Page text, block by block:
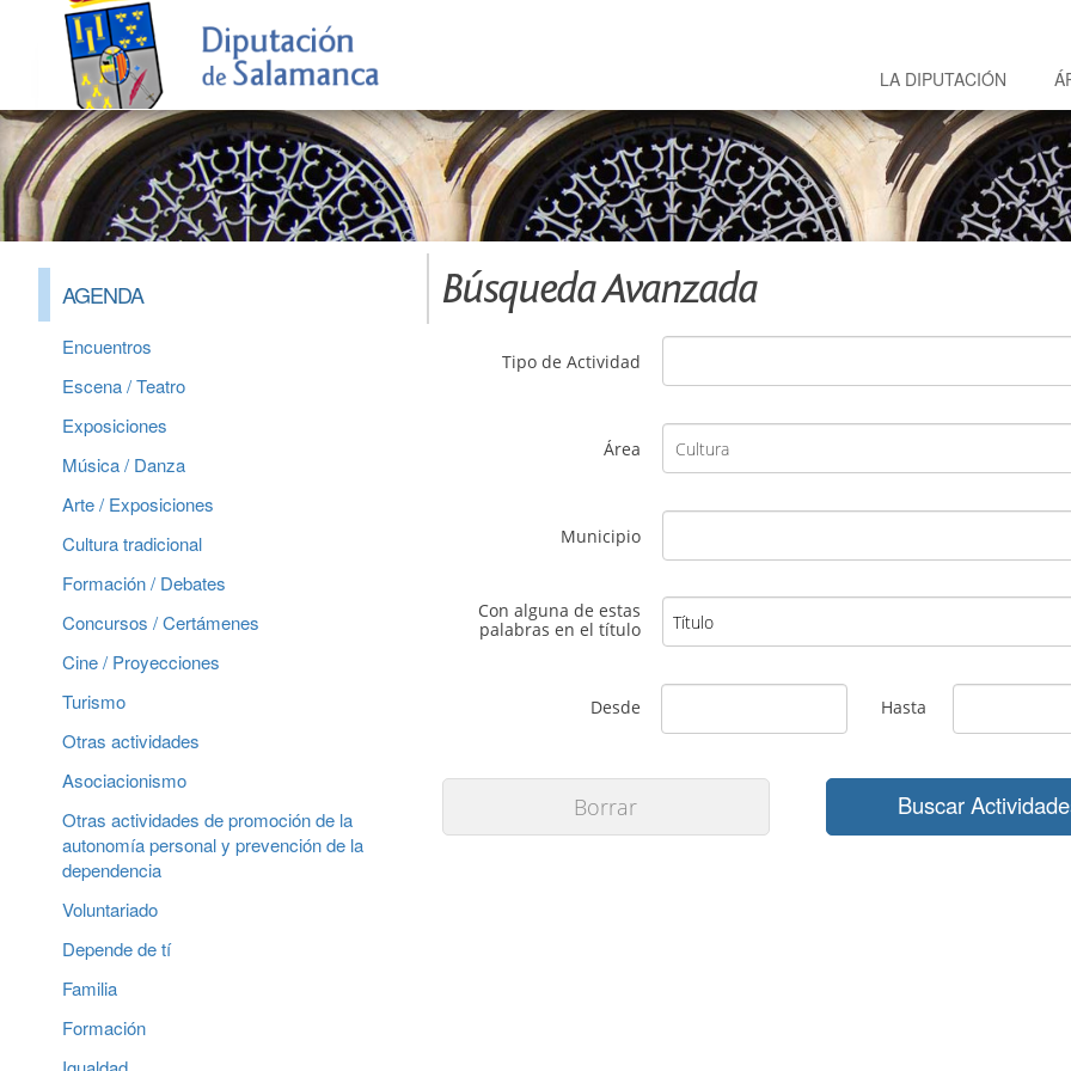
LA DIPUTACIÓN
AGENDA
Encuentros
Escena / Teatro
Exposiciones
Música / Danza
Arte / Exposiciones
Cultura tradicional
Formación / Debates
Concursos / Certámenes
Cine / Proyecciones
Turismo
Otras actividades
Asociacionismo
Otras actividades de promoción de la
autonomía personal y prevención de la
dependencia
Voluntariado
Depende de tí
Familia
Formación
Búsqueda Avanzada
Tipo de Actividad
Área
Municipio
Con alguna de estas
palabras en el título
Desde Hasta